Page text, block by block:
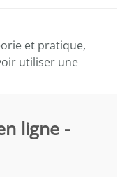
et pratique,
utiliser une
ligne -